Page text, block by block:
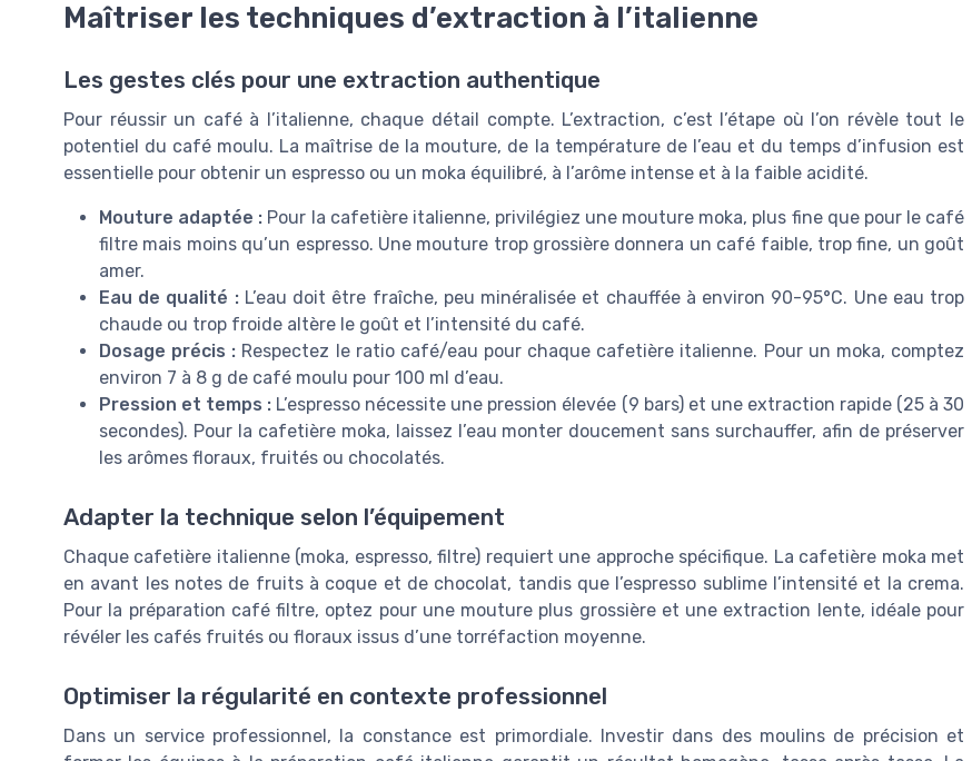
Maîtriser les techniques d’extraction à l’italienne
Les gestes clés pour une extraction authentique
Pour réussir un café à l’italienne, chaque détail compte. L’extraction, c’est l’étape où l’on révèle tout le
potentiel du café moulu. La maîtrise de la mouture, de la température de l’eau et du temps d’infusion est
essentielle pour obtenir un espresso ou un moka équilibré, à l’arôme intense et à la faible acidité.
Mouture adaptée : Pour la cafetière italienne, privilégiez une mouture moka, plus fine que pour le café
filtre mais moins qu’un espresso. Une mouture trop grossière donnera un café faible, trop fine, un goût
amer.
Eau de qualité :L’eau doit être fraîche, peu minéralisée et chauffée à environ 90-95°C. Une eau trop
chaude ou trop froide altère le goût et l’intensité du café.
Dosage précis : Respectez le ratio café/eau pour chaque cafetière italienne. Pour un moka, comptez
environ 7 à 8 g de café moulu pour 100 ml d’eau.
Pression et temps : L’espresso nécessite une pression élevée (9 bars) et une extraction rapide (25 à 30
secondes). Pour la cafetière moka, laissez l’eau monter doucement sans surchauffer, afin de préserver
les arômes floraux, fruités ou chocolatés.
Adapter la technique selon l’équipement
Chaque cafetière italienne (moka, espresso, filtre) requiert une approche spécifique. La cafetière moka met
en avant les notes de fruits à coque et de chocolat, tandis que l’espresso sublime l’intensité et la crema.
Pour la préparation café filtre, optez pour une mouture plus grossière et une extraction lente, idéale pour
révéler les cafés fruités ou floraux issus d’une torréfaction moyenne.
Optimiser la régularité en contexte professionnel
Dans un service professionnel, la constance est primordiale. Investir dans des moulins de précision et